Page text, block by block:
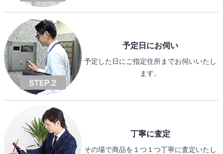
予定日にお伺い
予定した日にご指定住所までお伺いいたし
ます。
丁寧に査定
その場で商品を１つ１つ丁寧に査定いたし